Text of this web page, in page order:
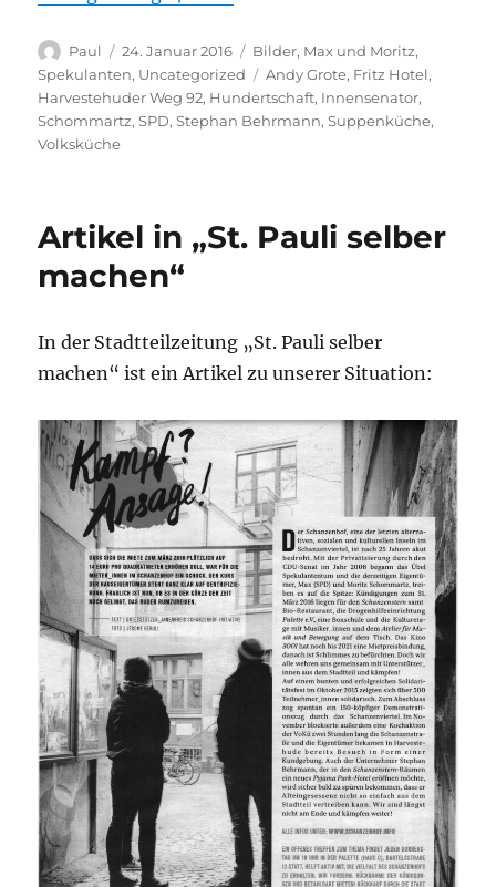
Autor
Paul
Veröffentlicht
am
24. Januar 2016 Kategorien
Bilder, Max und Moritz,
Spekulanten, Uncategorized Schlagwörter
Andy Grote, Fritz Hotel,
Harvestehuder Weg 92, Hundertschaft, Innensenator,
Schommartz,SPD,Stephan Behrmann,Suppenküche,
Volksküche
Artikel in „St. Pauli selber
machen“
In der Stadtteilzeitung „St. Pauli selber
machen“ ist ein Artikel zu unserer Situation: